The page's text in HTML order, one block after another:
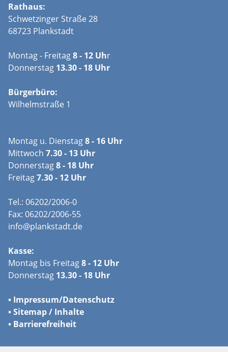
Rathaus:
Schwetzinger Straße 28
68723 Plankstadt
Montag - Freitag8 - 12 Uhr
Donnerstag 13.30 - 18 Uhr
Bürgerbüro:
Wilhelmstraße 1
Montag u. Dienstag8 - 16 Uhr
Mittwoch 7.30 - 13 Uhr
Donnerstag8 - 18 Uhr
Freitag7.30 - 12 Uhr
Tel.: 06202/2006-0
Fax: 06202/2006-55
info@plankstadt.de
Kasse:
Montag bis Freitag8 - 12 Uhr
Donnerstag 13.30 - 18 Uhr
• Impressum/Datenschutz
•Sitemap / Inhalte
• Barrierefreiheit